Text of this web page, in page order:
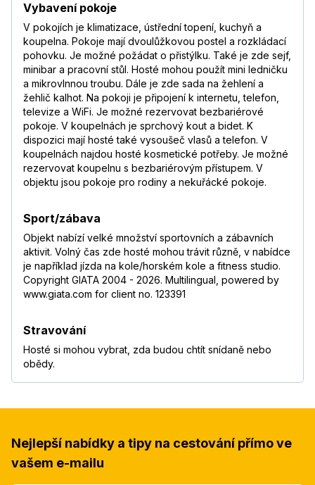
Vybavení pokoje
V pokojích je klimatizace, ústřední topení, kuchyň a
koupelna. Pokoje mají dvoulůžkovou postel a rozkládací
pohovku. Je možné požádat o přistýlku. Také je zde sejf,
minibar a pracovní stůl. Hosté mohou použít mini ledničku
a mikrovlnnou troubu. Dále je zde sada na žehlení a
žehlič kalhot. Na pokoji je připojení k internetu, telefon,
televize a WiFi. Je možné rezervovat bezbariérové
pokoje. V koupelnách je sprchový kout a bidet. K
dispozici mají hosté také vysoušeč vlasů a telefon. V
koupelnách najdou hosté kosmetické potřeby. Je možné
rezervovat koupelnu s bezbariérovým přístupem. V
objektu jsou pokoje pro rodiny a nekuřácké pokoje.
Sport/zábava
Objekt nabízí velké množství sportovních a zábavních
aktivit. Volný čas zde hosté mohou trávit různě, v nabídce
je například jízda na kole/horském kole a fitness studio.
Copyright GIATA 2004 - 2026. Multilingual, powered by
www.giata.com for client no. 123391
Stravování
Hosté si mohou vybrat, zda budou chtít snídaně nebo
obědy.
Nejlepší nabídky a tipy na cestování přímo ve
vašem e-mailu